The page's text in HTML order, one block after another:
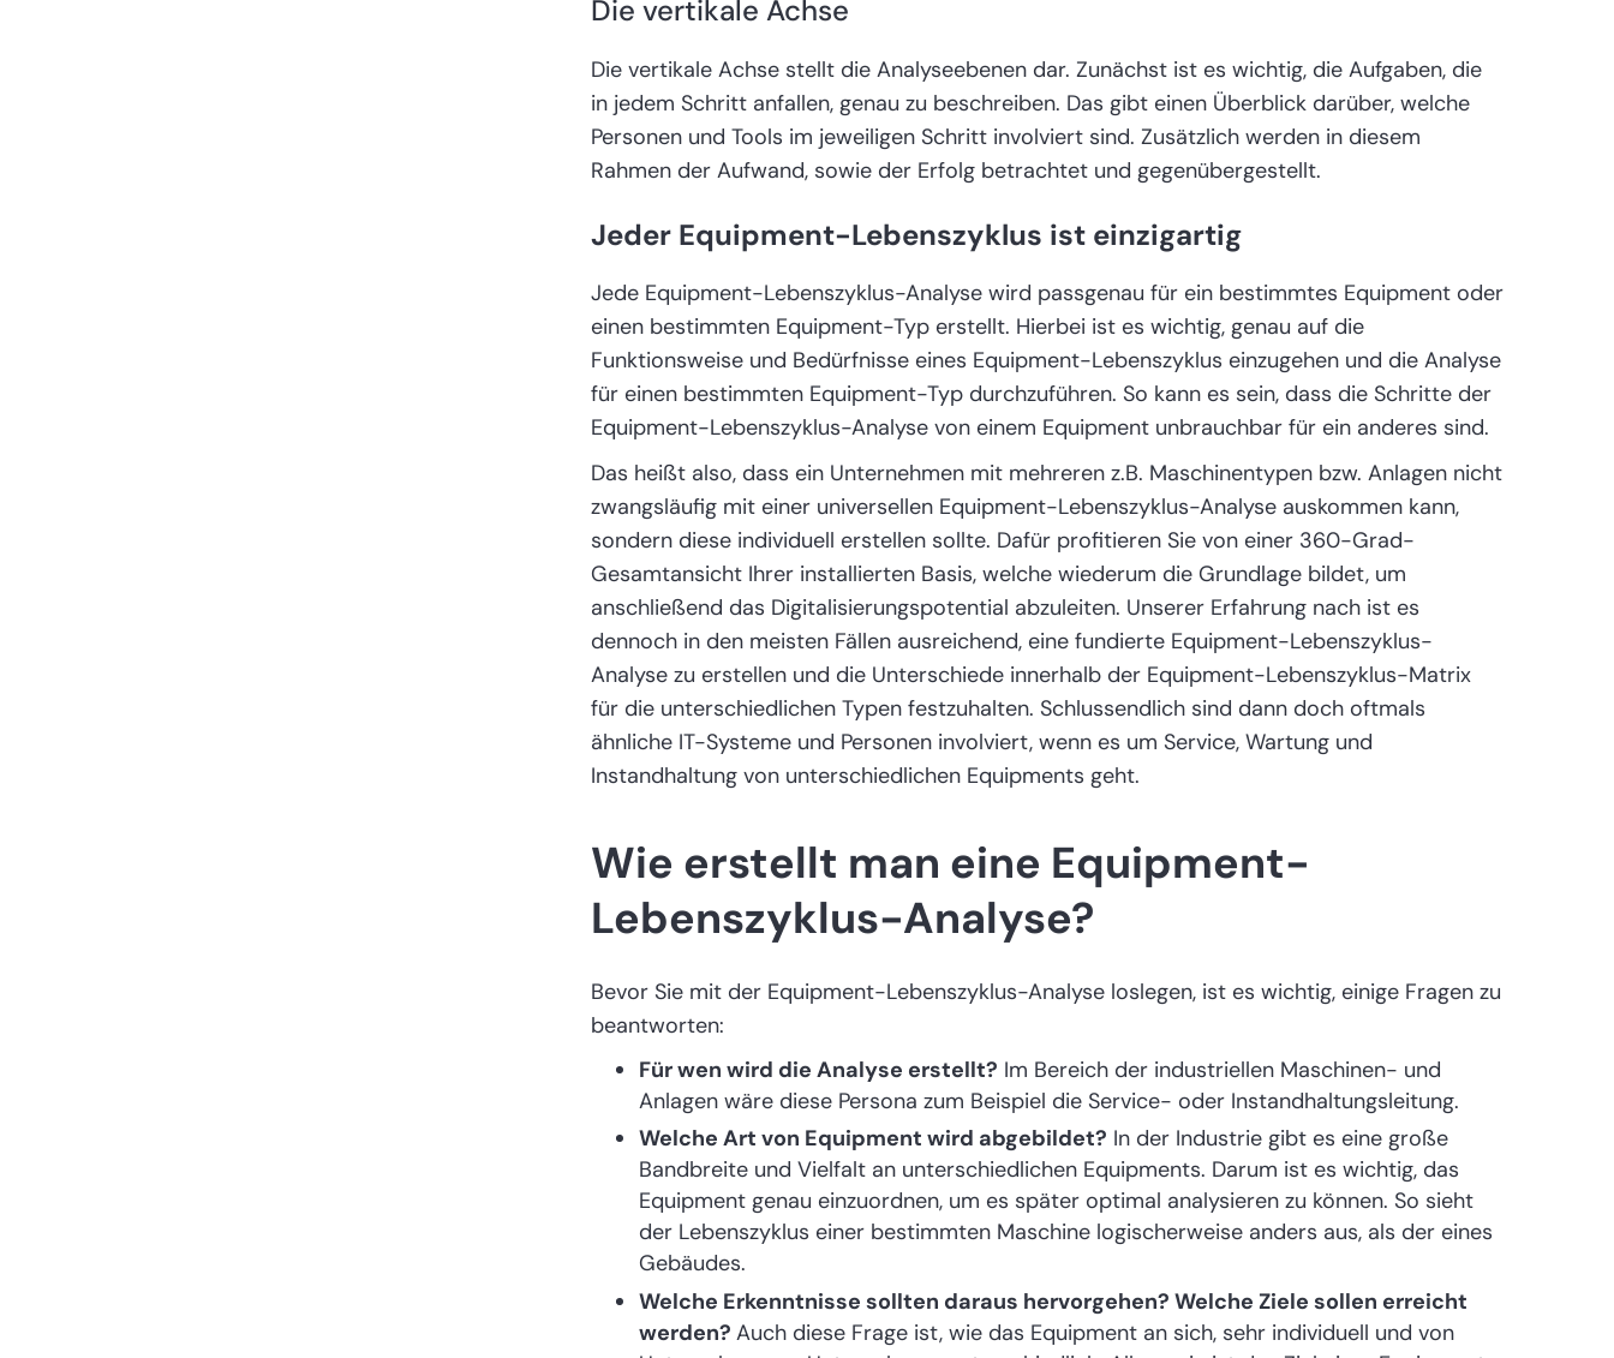
Die vertikale Achse
Die vertikale Achse stellt die Analyseebenen dar. Zunächst ist es wichtig, die Aufgaben, die
in jedem Schritt anfallen, genau zu beschreiben. Das gibt einen Überblick darüber, welche
Personen und Tools im jeweiligen Schritt involviert sind. Zusätzlich werden in diesem
Rahmen der Aufwand, sowie der Erfolg betrachtet und gegenübergestellt.
Jeder Equipment-Lebenszyklus ist einzigartig
Jede Equipment-Lebenszyklus-Analyse wird passgenau für ein bestimmtes Equipment oder
einen bestimmten Equipment-Typ erstellt. Hierbei ist es wichtig, genau auf die
Funktionsweise und Bedürfnisse eines Equipment-Lebenszyklus einzugehen und die Analyse
für einen bestimmten Equipment-Typ durchzuführen. So kann es sein, dass die Schritte der
Equipment-Lebenszyklus-Analyse von einem Equipment unbrauchbar für ein anderes sind.
Das heißt also, dass ein Unternehmen mit mehreren z.B. Maschinentypen bzw. Anlagen nicht
zwangsläufig mit einer universellen Equipment-Lebenszyklus-Analyse auskommen kann,
sondern diese individuell erstellen sollte. Dafür profitieren Sie von einer 360-Grad-
Gesamtansicht Ihrer installierten Basis, welche wiederum die Grundlage bildet, um
anschließend das Digitalisierungspotential abzuleiten. Unserer Erfahrung nach ist es
dennoch in den meisten Fällen ausreichend, eine fundierte Equipment-Lebenszyklus-
Analyse zu erstellen und die Unterschiede innerhalb der Equipment-Lebenszyklus-Matrix
für die unterschiedlichen Typen festzuhalten. Schlussendlich sind dann doch oftmals
ähnliche IT-Systeme und Personen involviert, wenn es um Service, Wartung und
Instandhaltung von unterschiedlichen Equipments geht.
Wie erstellt man eine Equipment-
Lebenszyklus-Analyse?
Bevor Sie mit der Equipment-Lebenszyklus-Analyse loslegen, ist es wichtig, einige Fragen zu
beantworten:
Für wen wird die Analyse erstellt? Im Bereich der industriellen Maschinen- und
Anlagen wäre diese Persona zum Beispiel die Service- oder Instandhaltungsleitung.
Welche Art von Equipment wird abgebildet? In der Industrie gibt es eine große
Bandbreite und Vielfalt an unterschiedlichen Equipments. Darum ist es wichtig, das
Equipment genau einzuordnen, um es später optimal analysieren zu können. So sieht
der Lebenszyklus einer bestimmten Maschine logischerweise anders aus, als der eines
Gebäudes.
Welche Erkenntnisse sollten daraus hervorgehen? Welche Ziele sollen erreicht
werden? Auch diese Frage ist, wie das Equipment an sich, sehr individuell und von